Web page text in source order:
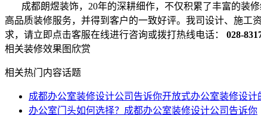
成都朗煜装饰，20年的深耕细作，不仅积累了丰富的装修
高品质装修服务，并得到客户的一致好评。我司设计、施工
求，请立即点击客服在线进行咨询或拨打热线电话：
028-
相关装修效果图欣赏
相关热门内容话题
成都办公室装修设计公司告诉你开放式办公室装修设计
办公室门头如何选择？成都办公室装修设计公司告诉你